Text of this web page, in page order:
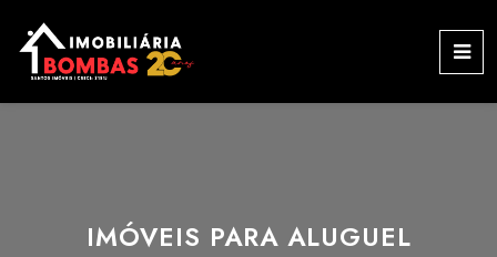
IMÓVEIS PARA ALUGUEL